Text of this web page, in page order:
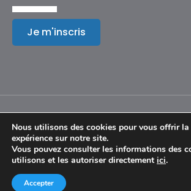
Je m'inscris
© Copyright 2024 – Festival International
Mentions légales
Nous utilisons des cookies pour vous offrir
expérience sur notre site.
Vous pouvez consulter les informations des
utilisons et les autoriser directement ici.
Accepter